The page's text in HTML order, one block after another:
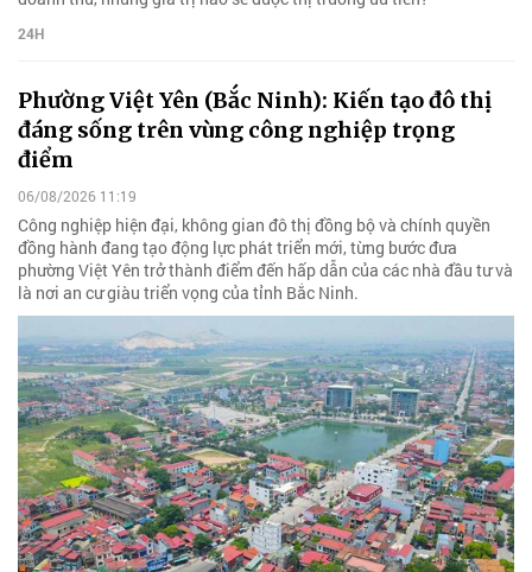
24H
Phường Việt Yên (Bắc Ninh): Kiến tạo đô thị
đáng sống trên vùng công nghiệp trọng
điểm
06/08/2026 11:19
Công nghiệp hiện đại, không gian đô thị đồng bộ và chính quyền
đồng hành đang tạo động lực phát triển mới, từng bước đưa
phường Việt Yên trở thành điểm đến hấp dẫn của các nhà đầu tư và
là nơi an cư giàu triển vọng của tỉnh Bắc Ninh.